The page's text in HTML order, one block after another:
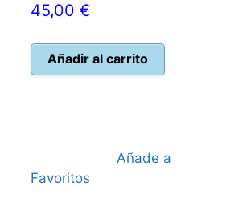
45,00 €
Añadir al carrito
Añade a
Favoritos